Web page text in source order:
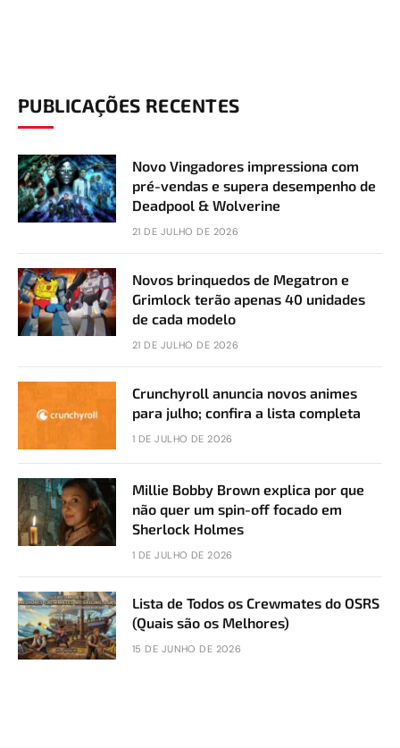
PUBLICAÇÕES RECENTES
Novo Vingadores impressiona com
pré-vendas e supera desempenho de
Deadpool & Wolverine
21 DE JULHO DE 2026
Novos brinquedos de Megatron e
Grimlock terão apenas 40 unidades
de cada modelo
21 DE JULHO DE 2026
Crunchyroll anuncia novos animes
para julho; confira a lista completa
1 DE JULHO DE 2026
Millie Bobby Brown explica por que
não quer um spin-off focado em
Sherlock Holmes
1 DE JULHO DE 2026
Lista de Todos os Crewmates do OSRS
(Quais são os Melhores)
15 DE JUNHO DE 2026